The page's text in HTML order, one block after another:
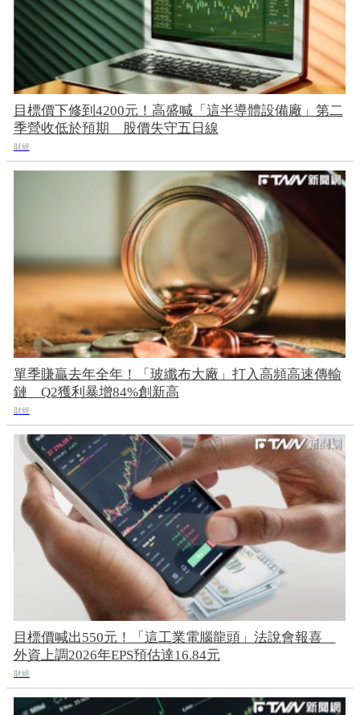
目標價下修到4200元！高盛喊「這半導體設備廠」第二
季營收低於預期 股價失守五日線
財經
單季賺贏去年全年！「玻纖布大廠」打入高頻高速傳輸
鏈 Q2獲利暴增84%創新高
財經
目標價喊出550元！「這工業電腦龍頭」法說會報喜
外資上調2026年EPS預估達16.84元
財經